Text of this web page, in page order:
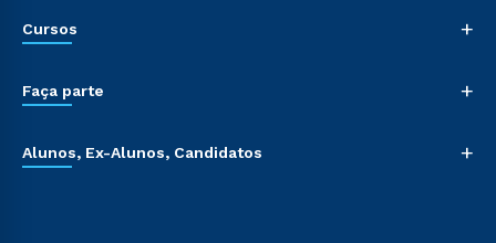
Cursos +
Faça parte +
Alunos, Ex-Alunos, Candidatos +